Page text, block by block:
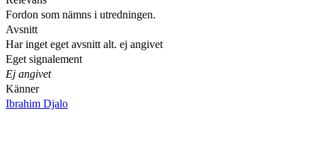
Fordon som nämns i utredningen.
Avsnitt
Har inget eget avsnitt alt. ej angivet
Eget signalement
Ej angivet
Känner
Ibrahim Djalo